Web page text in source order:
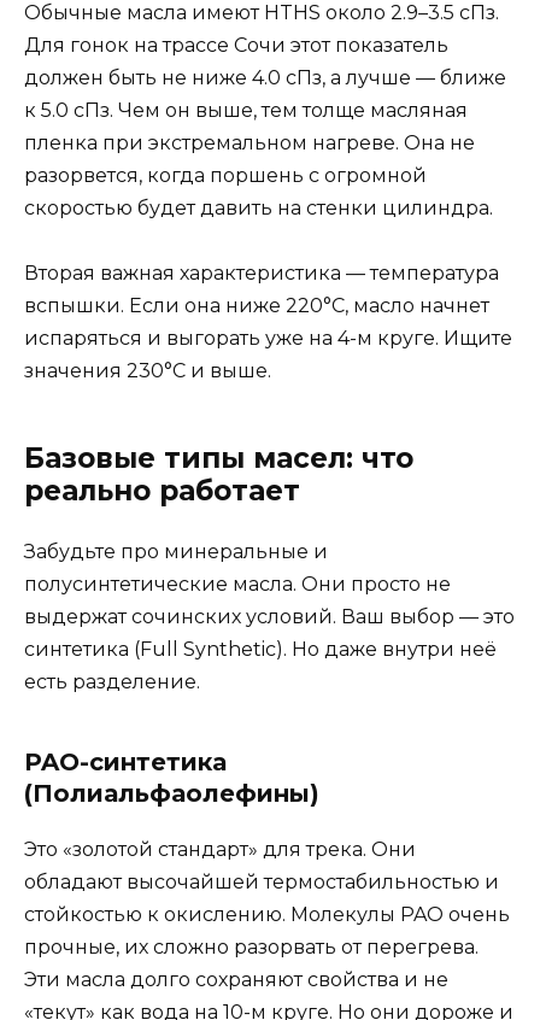
Обычные масла имеют HTHS около 2.9–3.5 сПз.
Для гонок на трассе Сочи этот показатель
должен быть не ниже 4.0 сПз, а лучше — ближе
к 5.0 сПз. Чем он выше, тем толще масляная
пленка при экстремальном нагреве. Она не
разорвется, когда поршень с огромной
скоростью будет давить на стенки цилиндра.
Вторая важная характеристика — температура
вспышки. Если она ниже 220°C, масло начнет
испаряться и выгорать уже на 4-м круге. Ищите
значения 230°C и выше.
Базовые типы масел: что
реально работает
Забудьте про минеральные и
полусинтетические масла. Они просто не
выдержат сочинских условий. Ваш выбор — это
синтетика (Full Synthetic). Но даже внутри неё
есть разделение.
PAO-синтетика
(Полиальфаолефины)
Это «золотой стандарт» для трека. Они
обладают высочайшей термостабильностью и
стойкостью к окислению. Молекулы PAO очень
прочные, их сложно разорвать от перегрева.
Эти масла долго сохраняют свойства и не
«текут» как вода на 10-м круге. Но они дороже и